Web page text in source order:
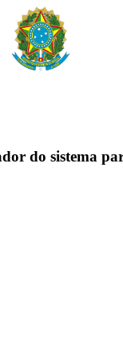
do sistema